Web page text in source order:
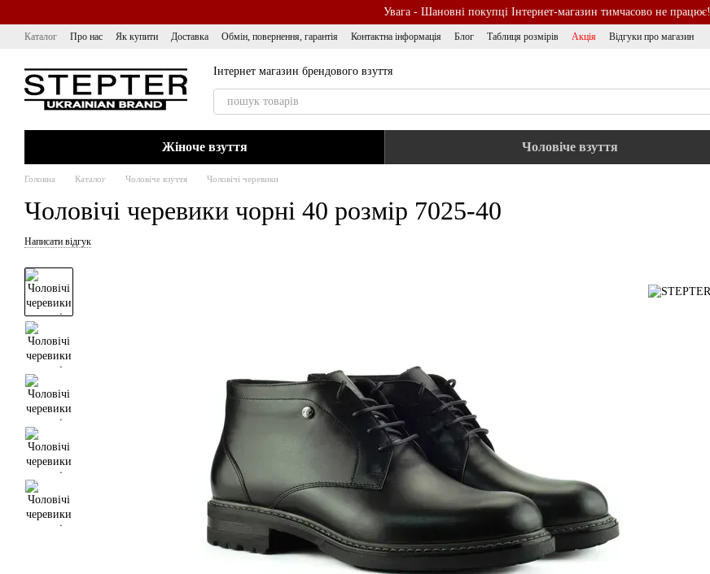
Увага - Шановні покупці Інтернет-магазин тимчасово не працює!
Каталог Про нас Як купити Доставка Обмін, повернення, гарантія Контактна інформація Блог Таблиця розмірів Акція Відгуки про магазин
Інтернет магазин брендового взуття
Жіноче взуття Чоловіче взуття
Головна Каталог Чоловіче взуття Чоловічі черевики
Чоловічі черевики чорні 40 розмір 7025-40
Написати відгук